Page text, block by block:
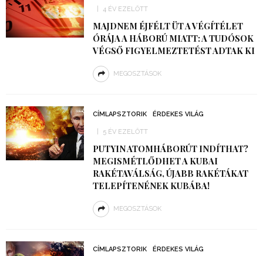
4 ÉV EZELŐTT
MAJDNEM ÉJFÉLT ÜT A VÉGÍTÉLET
ÓRÁJA A HÁBORÚ MIATT: A TUDÓSOK
VÉGSŐ FIGYELMEZTETÉST ADTAK KI
MEGOSZTÁSOK
CÍMLAPSZTORIK ÉRDEKES VILÁG
5 ÉV EZELŐTT
PUTYIN ATOMHÁBORÚT INDÍTHAT?
MEGISMÉTLŐDHET A KUBAI
RAKÉTAVÁLSÁG, ÚJABB RAKÉTÁKAT
TELEPÍTENÉNEK KUBÁBA!
MEGOSZTÁSOK
CÍMLAPSZTORIK ÉRDEKES VILÁG